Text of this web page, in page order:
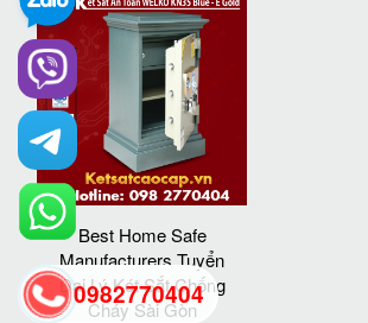
Best Home Safe
Manufacturers Tuyển
Đại Lý Két Sắt Chống
Cháy Sài Gòn
0982770404